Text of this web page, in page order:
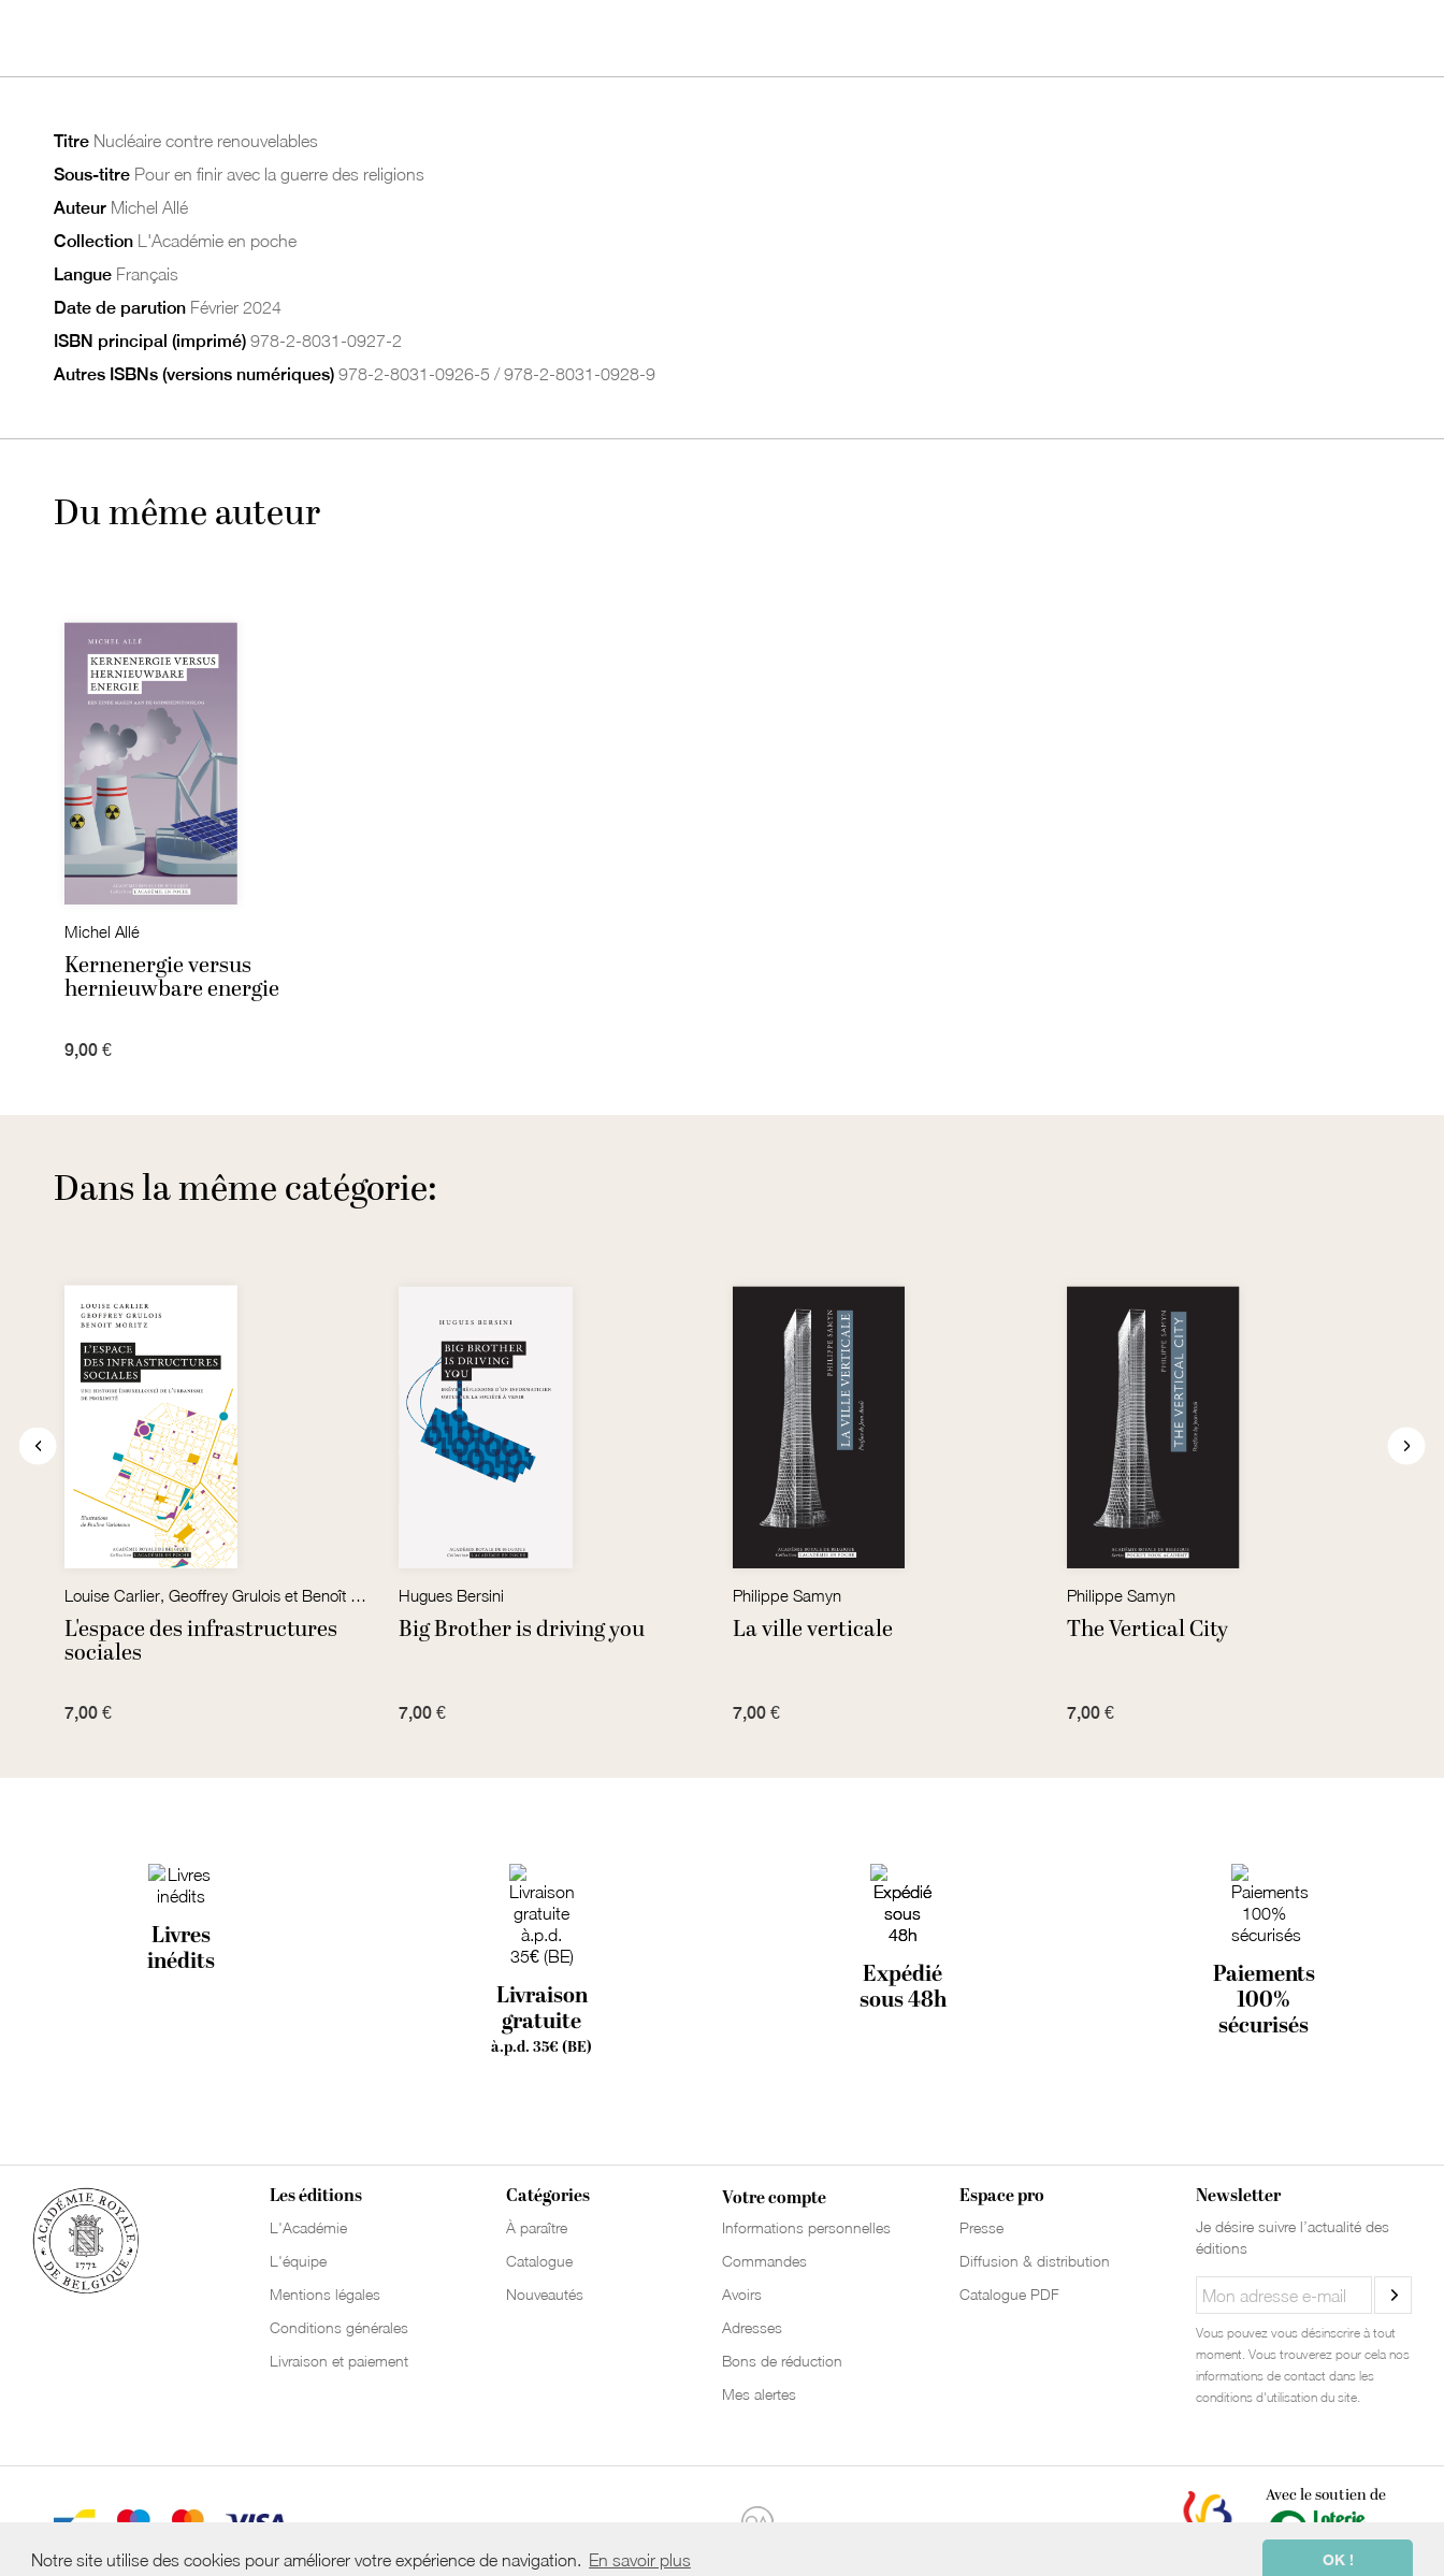
Notre site utilise des cookies pour améliorer votre expérience de navigation. En savoir plus OK !
Titre Nucléaire contre renouvelables
Sous-titre Pour en finir avec la guerre des religions
Auteur Michel Allé
Collection L'Académie en poche
Langue Français
Date de parution Février 2024
ISBN principal (imprimé) 978-2-8031-0927-2
Autres ISBNs (versions numériques) 978-2-8031-0926-5 / 978-2-8031-0928-9
Du même auteur
Michel Allé
Kernenergie versus
hernieuwbare energie
9,00 €
Dans la même catégorie:
L'espace des infrastructures
sociales
7,00 €
Hugues Bersini
Big Brother is driving you
7,00 €
Philippe Samyn
La ville verticale
7,00 €
Philippe Samyn
The Vertical City
7,00 €
Livres
inédits
Livraison
gratuite
à.p.d. 35€ (BE)
Expédié
sous 48h
Paiements
100%
sécurisés
Les éditions
L'Académie
L'équipe
Mentions légales
Conditions générales
Livraison et paiement
Catégories
À paraître
Catalogue
Nouveautés
Votre compte
Informations personnelles
Commandes
Avoirs
Adresses
Bons de réduction
Mes alertes
Espace pro
Presse
Diffusion & distribution
Catalogue PDF
Newsletter
Je désire suivre l’actualité des
éditions
Vous pouvez vous désinscrire à tout
moment. Vous trouverez pour cela nos
informations de contact dans les
conditions d'utilisation du site.
Avec le soutien de